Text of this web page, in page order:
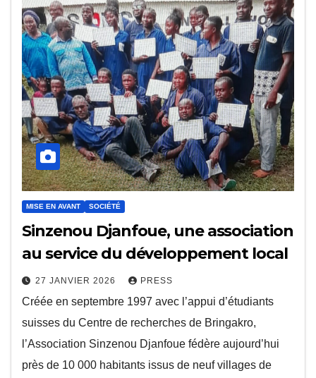
MISE EN AVANT SOCIÉTÉ
Sinzenou Djanfoue, une association
au service du développement local
27 JANVIER 2026 PRESS
Créée en septembre 1997 avec l’appui d’étudiants
suisses du Centre de recherches de Bringakro,
l’Association Sinzenou Djanfoue fédère aujourd’hui
près de 10 000 habitants issus de neuf villages de